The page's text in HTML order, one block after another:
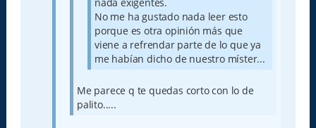
No me ha gustado nada leer esto
porque es otra opinión más que
viene a refrendar parte de lo que ya
me habían dicho de nuestro míster...
Me parece q te quedas corto con lo de
palito.....